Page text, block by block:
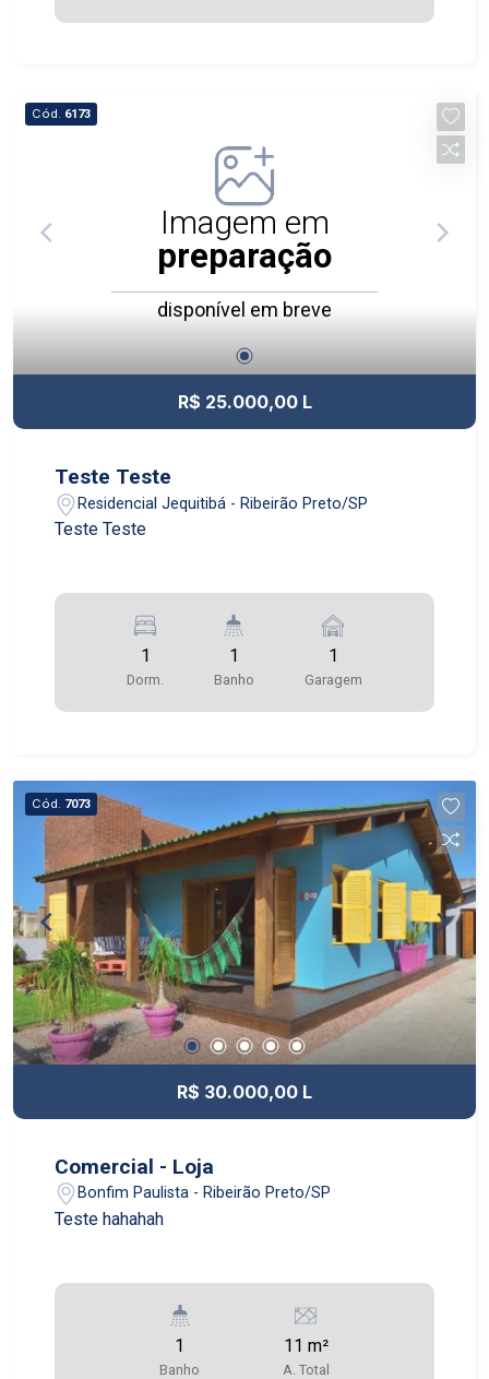
Cód. 6173
Imagem em
preparação
disponível em breve
R$ 25.000,00 L
Teste Teste
Residencial Jequitibá - Ribeirão Preto/SP
Teste Teste
1
Dorm.
1
Banho
1
Garagem
Cód. 7073
R$ 30.000,00 L
Comercial - Loja
Bonfim Paulista - Ribeirão Preto/SP
Teste hahahah
1
Banho
11 m²
A. Total